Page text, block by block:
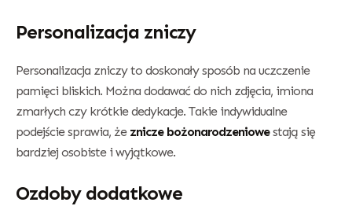
Personalizacja zniczy
Personalizacja zniczy to doskonały sposób na uczczenie
pamięci bliskich. Można dodawać do nich zdjęcia, imiona
zmarłych czy krótkie dedykacje. Takie indywidualne
podejście sprawia, że znicze bożonarodzeniowestają się
bardziej osobiste i wyjątkowe.
Ozdoby dodatkowe